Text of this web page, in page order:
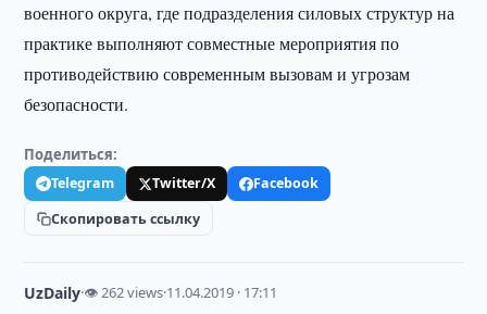
военного округа, где подразделения силовых структур на
практике выполняют совместные мероприятия по
противодействию современным вызовам и угрозам
безопасности.
Поделиться:
Telegram Twitter/X
Facebook
Скопировать ссылку
UzDaily·👁 262 views·11.04.2019 · 17:11